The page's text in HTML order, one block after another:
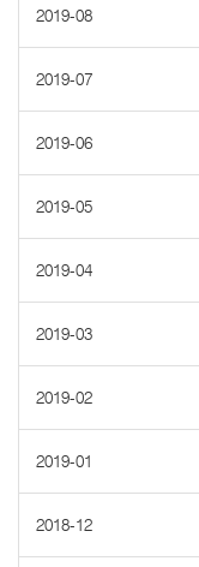
2019-08
2019-07
2019-06
2019-05
2019-04
2019-03
2019-02
2019-01
2018-12